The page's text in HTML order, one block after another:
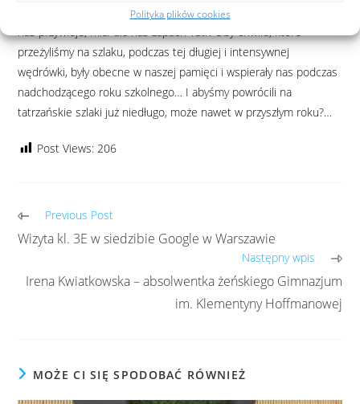
Polityka plików cookies
wieje, w którą stronę nas prowadzi, na jakie drogi ostatecznie
przeżyliśmy na szlaku, podczas tej długiej i intensywnej
wędrówki, były obecne w naszej pamięci i wspierały nas podczas
nadchodzącego roku szkolnego… I abyśmy powrócili na
tatrzańskie szlaki już niedługo, może nawet w przyszłym roku?…
Post Views: 206
Previous Post
Wizyta kl. 3E w siedzibie Google w Warszawie
Następny wpis
Irena Kwiatkowska – absolwentka żeńskiego Gimnazjum
im. Klementyny Hoffmanowej
MOŻE CI SIĘ SPODOBAĆ RÓWNIEŻ